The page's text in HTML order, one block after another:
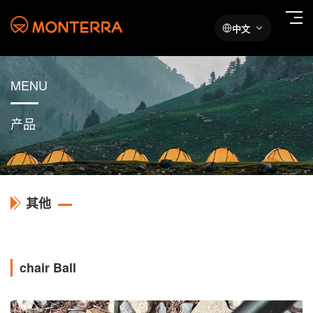
中文
MENU
产品
其他
chair Ball